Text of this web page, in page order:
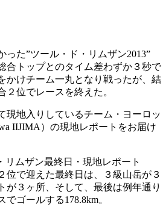
った”ツール・ド・リムザン2013”
合トップとのタイム差わずか３秒で
かけチーム一丸となり戦ったが、結
２位でレースを終えた。
現地入りしているチーム・ヨーロッ
IIJIMA）の現地レポートをお届け
リムザン最終日・現地レポート
位で迎えた最終日は、３級山岳が３
が３ヶ所、そして、最後は例年通り
ゴールする178.8km。